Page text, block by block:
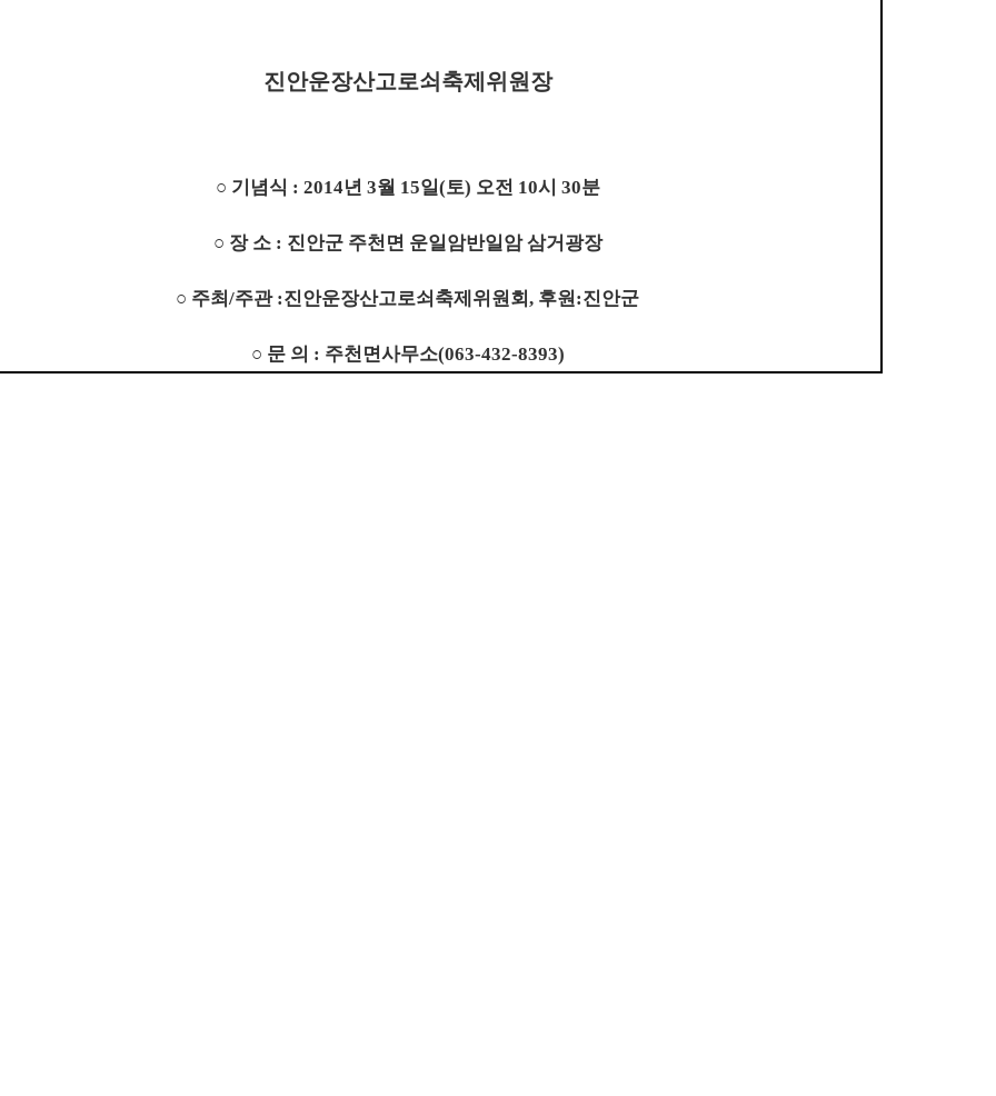
진안운장산고로쇠축제위원 장
○ 기념식 : 2014년 3월 15일(토) 오전 10시 30분
○ 장 소 : 진안군 주천면 운일암반일암 삼거광장
○ 주최/주관 :진안운장산고로쇠축제위원회, 후원:진안군
○ 문 의 : 주천면사무소(063-432-8393)